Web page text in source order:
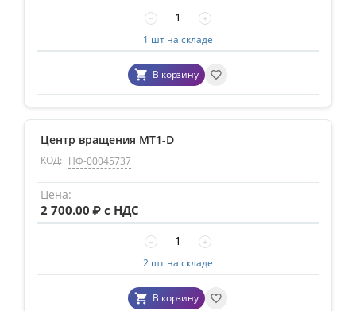
+
−
1 шт на складе
В корзину
Центр вращения MT1-D
КОД: НФ-00045737
2 700.00 ₽ с НДС
+
−
2 шт на складе
В корзину